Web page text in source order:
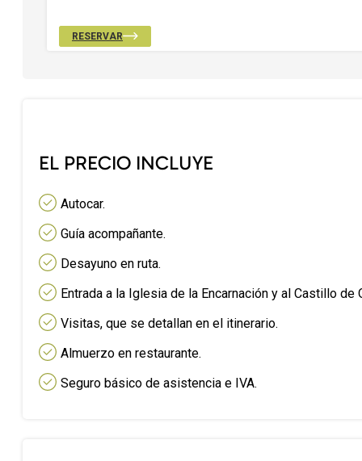
RESERVAR
EL PRECIO INCLUYE
Autocar.
Guía acompañante.
Desayuno en ruta.
Entrada a la Iglesia de la Encarnación y al Castillo de
Visitas, que se detallan en el itinerario.
Almuerzo en restaurante.
Seguro básico de asistencia e IVA.